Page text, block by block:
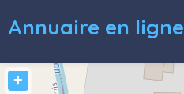
Annuaire en ligne
+